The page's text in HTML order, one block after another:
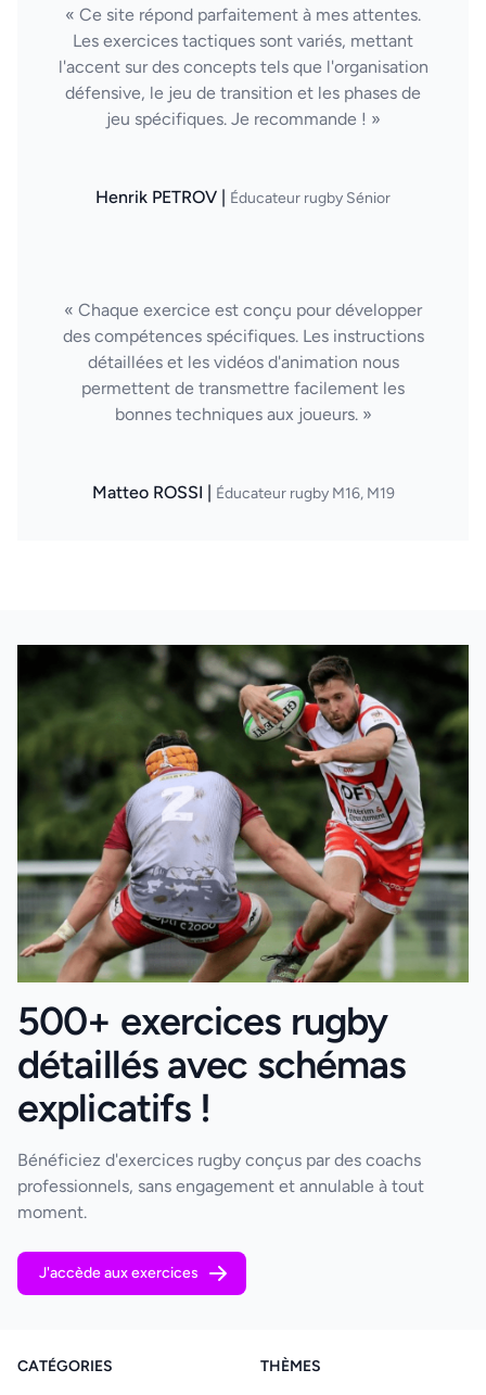
« Ce site répond parfaitement à mes attentes.
Les exercices tactiques sont variés, mettant
l'accent sur des concepts tels que l'organisation
défensive, le jeu de transition et les phases de
jeu spécifiques. Je recommande ! »
Henrik PETROV | Éducateur rugby Sénior
« Chaque exercice est conçu pour développer
des compétences spécifiques. Les instructions
détaillées et les vidéos d'animation nous
permettent de transmettre facilement les
bonnes techniques aux joueurs. »
Matteo ROSSI | Éducateur rugby M16, M19
500+ exercices rugby
détaillés avec schémas
explicatifs !
Bénéficiez d'exercices rugby conçus par des coachs
professionnels, sans engagement et annulable à tout
moment.
J'accède aux exercices
CATÉGORIES THÈMES